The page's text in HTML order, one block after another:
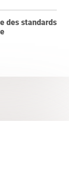
des standards